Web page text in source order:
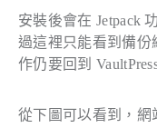
安裝後會在 Jetpack
過這裡只能看到備份
作仍要回到
從下圖可以看到，網